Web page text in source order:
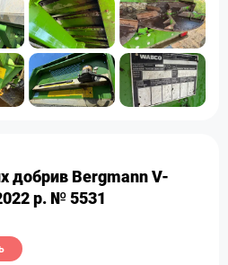
добрив Bergmann V-
р. № 5531